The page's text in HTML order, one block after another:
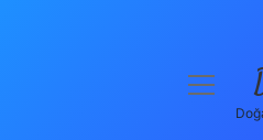
menüyü